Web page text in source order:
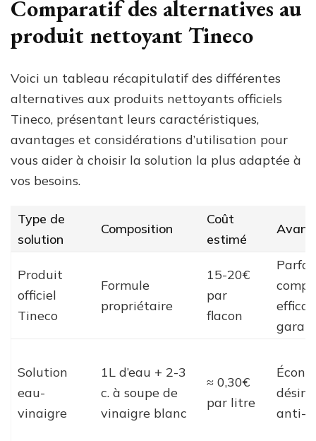
Comparatif des alternatives au
produit nettoyant Tineco
Voici un tableau récapitulatif des différentes
alternatives aux produits nettoyants officiels
Tineco, présentant leurs caractéristiques,
avantages et considérations d’utilisation pour
vous aider à choisir la solution la plus adaptée à
vos besoins.
Type de
solution
Composition
Coût
estimé
Produit
officiel
Tineco
Formule
propriétaire
15-20€
par
flacon
Solution
eau-
vinaigre
1L d’eau + 2-3
c. à soupe de
vinaigre blanc
≈ 0,30€
par litre
anti-